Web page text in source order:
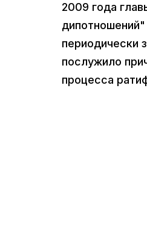
2009 года
периодически
послужило
процесса